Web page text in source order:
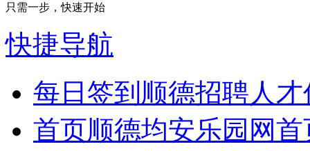
只需一步，快速开始
快捷导航
每日签到 顺德招聘人
首页顺德均安乐园网首